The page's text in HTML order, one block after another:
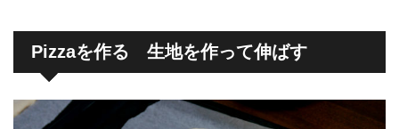
Pizzaを作る 生地を作って伸ばす